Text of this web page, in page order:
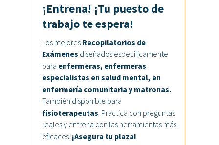
¡Entrena! ¡Tu puesto de
trabajo te espera!
Los mejores Recopilatorios de
Exámenes diseñados específicamente
para enfermeras, enfermeras
especialistas en salud mental, en
enfermería comunitaria y matronas.
También disponible para
fisioterapeutas . Practica con preguntas
reales y entrena con las herramientas más
eficaces. ¡Asegura tu plaza!